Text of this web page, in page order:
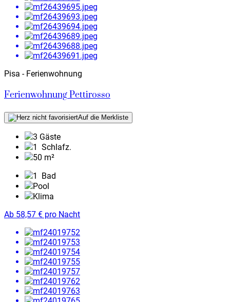
Pisa - Ferienwohnung
Ferienwohnung Pettirosso
Auf die Merkliste
3 Gäste
1 Schlafz.
50 m²
1
Bad
Pool
Klima
Ab 58,57 € pro Nacht